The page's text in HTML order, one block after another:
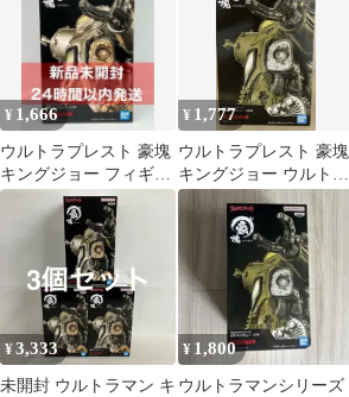
¥ 1,666
ウルトラプレスト 豪塊
キングジョー フィギュ
ア メタリックカラー
¥ 1,777
ウルトラプレスト 豪塊
キングジョー ウルトラ
マンシリーズ フィギュ
¥3,333
未開封 ウルトラマン キ
¥ 1,800
ウルトラマンシリーズ